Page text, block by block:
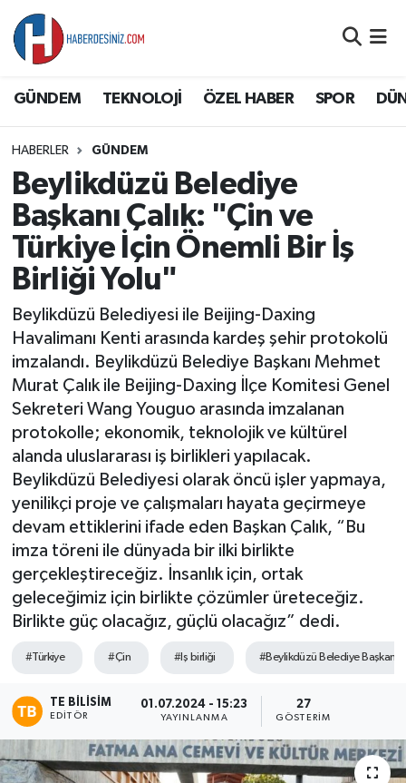
GÜNDEM TEKNOLOJİ ÖZEL HABER SPOR
HABERLER GÜNDEM
Beylikdüzü Belediye
Başkanı Çalık: "Çin ve
Türkiye İçin Önemli Bir İş
Birliği Yolu"
Beylikdüzü Belediyesi ile Beijing-Daxing
Havalimanı Kenti arasında kardeş şehir protokolü
imzalandı. Beylikdüzü Belediye Başkanı Mehmet
Murat Çalık ile Beijing-Daxing İlçe Komitesi Genel
Sekreteri Wang Youguo arasında imzalanan
protokolle; ekonomik, teknolojik ve kültürel
alanda uluslararası iş birlikleri yapılacak.
Beylikdüzü Belediyesi olarak öncü işler yapmaya,
yenilikçi proje ve çalışmaları hayata geçirmeye
devam ettiklerini ifade eden Başkan Çalık, “Bu
imza töreni ile dünyada bir ilki birlikte
gerçekleştireceğiz. İnsanlık için, ortak
geleceğimiz için birlikte çözümler üreteceğiz.
Birlikte güç olacağız, güçlü olacağız” dedi.
#Türkiye #Çin #Iş birliği #Beylikdüzü Belediye Başkanı
TE BILISIM
EDITÖR
01.07.2024 - 15:23
YAYINLANMA
27
GÖSTERIM
GÜNDEM
ÖZEL HABER
SAĞLIK
SİYASET
SPOR
TEKNOLOJİ
YAŞAM
Trafik Durumu
Süper Lig Puan Durumu ve Fikstür
Tüm Manşetler
Son Dakika Haberleri
Haber Arşivi